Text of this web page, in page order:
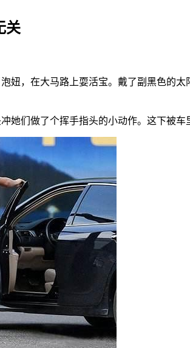
关
妞，在大马路上耍活宝。戴了副黑色的
她们做了个挥手指头的小动作。这下被